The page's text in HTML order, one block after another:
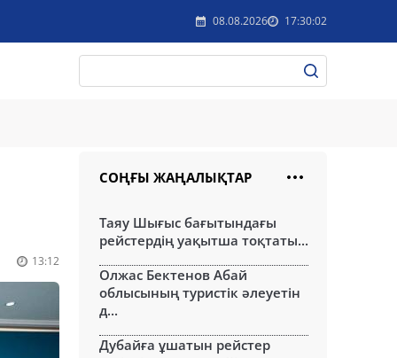
08.08.2026 17:30:02
13:12
СОҢҒЫ ЖАҢАЛЫҚТАР
Таяу Шығыс бағытындағы
рейстердің уақытша тоқтаты...
Олжас Бектенов Абай
облысының туристік әлеуетін
д...
Дубайға ұшатын рейстер